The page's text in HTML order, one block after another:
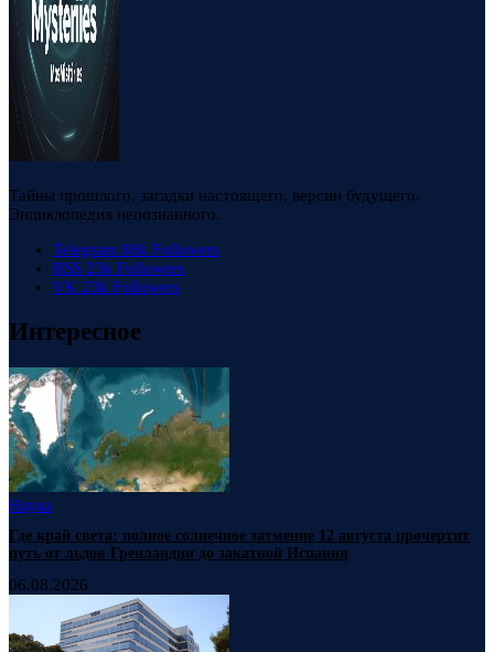
Тайны прошлого, загадки настоящего, версии будущего.
Энциклопедия непознанного.
Telegram 88k Followers
RSS 23k Followers
VK 23k Followers
Интересное
Наука
Где край света: полное солнечное затмение 12 августа прочертит
путь от льдов Гренландии до закатной Испании
06.08.2026